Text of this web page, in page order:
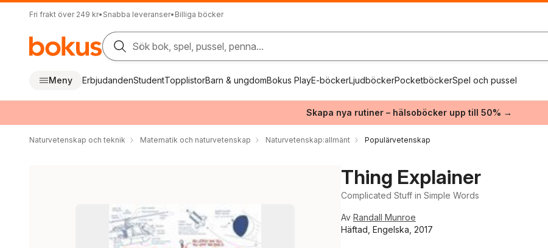
Fri frakt över 249 kr• Snabba leveranser• Billiga böcker
Sök bok, spel, pussel, penna...
Meny ErbjudandenStudentTopplistorBarn & ungdomBokus PlayE-böckerLjudböckerPocketböckerSpel och pussel
Skapa nya rutiner – hälsoböcker upp till 50% →
Naturvetenskap och teknik Matematik och naturvetenskap Naturvetenskap:allmänt Populärvetenskap
Thing Explainer
Complicated Stuff in Simple Words
Av Randall Munroe
Häftad, Engelska, 2017